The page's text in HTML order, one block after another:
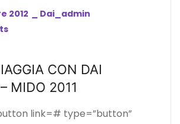
2012
Dai_admin
CON DAI
MIDO 2011
link=# type=”button”